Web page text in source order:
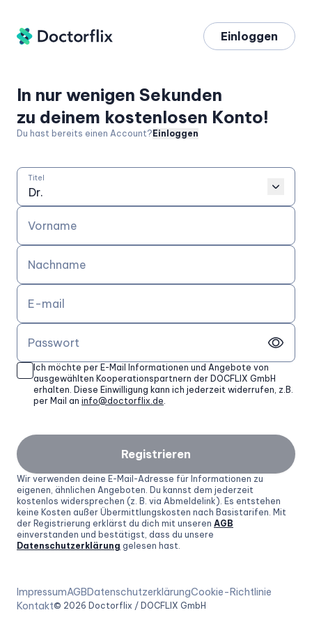
Einloggen
In nur wenigen Sekunden
zu deinem kostenlosen Konto!
Du hast bereits einen Account? Einloggen
Titel
Vorname
Nachname
E-mail
Passwort
Ich möchte per E-Mail Informationen und Angebote von
ausgewählten Kooperationspartnern der DOCFLIX GmbH
erhalten. Diese Einwilligung kann ich jederzeit widerrufen, z.B.
per Mail an info@doctorflix.de.
Registrieren
Wir verwenden deine E-Mail-Adresse für Informationen zu
eigenen, ähnlichen Angeboten. Du kannst dem jederzeit
kostenlos widersprechen (z. B. via Abmeldelink). Es entstehen
keine Kosten außer Übermittlungskosten nach Basistarifen. Mit
der Registrierung erklärst du dich mit unseren AGB
einverstanden und bestätigst, dass du unsere
Datenschutzerklärung gelesen hast.
ImpressumAGBDatenschutzerklärungCookie-Richtlinie
Kontakt© 2026 Doctorflix / DOCFLIX GmbH